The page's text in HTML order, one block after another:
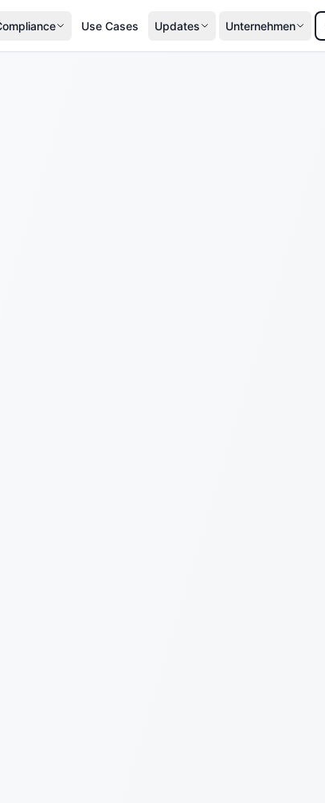
Use Cases Updates Unternehmen